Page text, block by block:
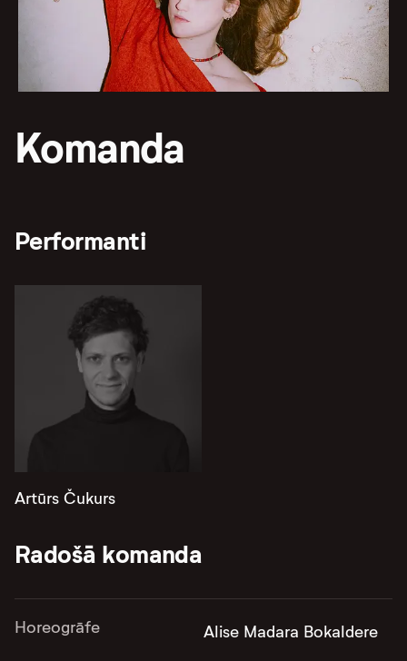
Komanda
Performanti
Artūrs Čukurs
Radošā komanda
Horeogrāfe Alise Madara Bokaldere